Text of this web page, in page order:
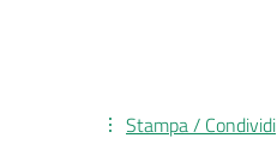
Stampa / Condividi